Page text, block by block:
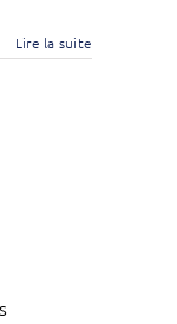
Lire la suite